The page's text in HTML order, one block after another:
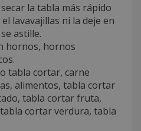
la tabla más rápido
lavavajillas ni la deje en
astille.
hornos, hornos
tabla cortar, carne
alimentos, tabla cortar
tabla cortar fruta,
cortar verdura, tabla